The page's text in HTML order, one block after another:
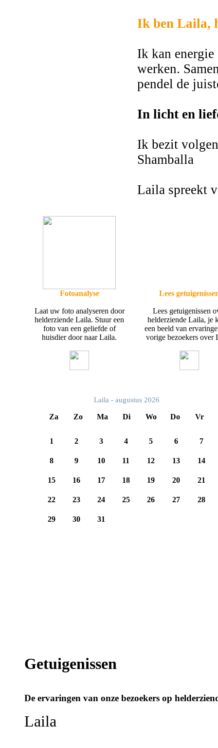
Ik ben Laila,
Ik kan energie
werken.
pendel de
In licht en
Ik bezit
Shamballa
Laila spreekt
Fotoanalyse Lees
Laat uw foto analyseren door
helderziende Laila. Stuur een
foto van een geliefde of
huisdier door naar Laila.
Lees getuigenissen
helderziende Laila, je
een beeld van
vorige bezoekers over
Laila - augustus 2026
Za Zo Ma Di Wo Do Vr
1 2 3 4 5 6 7
8 9 10 11 12 13 14
15 16 17 18 19 20 21
22 23 24 25 26 27 28
29 30 31
Getuigenissen
De ervaringen van onze bezoekers op
Laila